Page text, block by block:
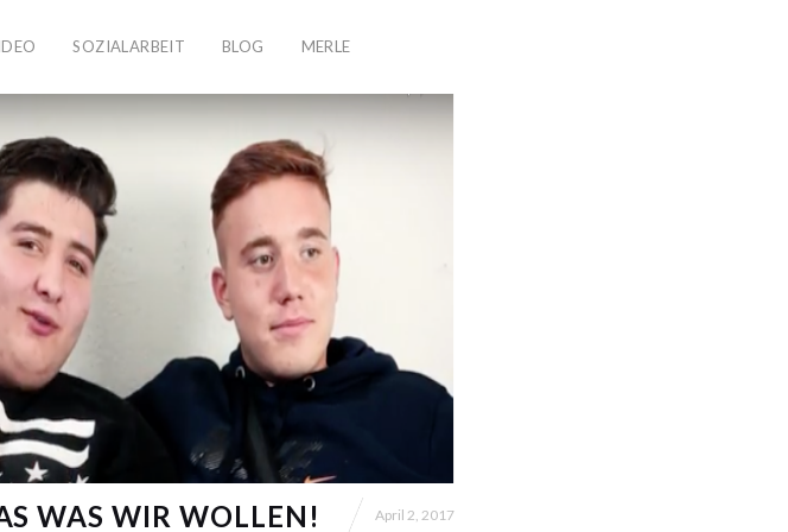
SOZIALARBEIT BLOG MERLE
WAS WIR WOLLEN! April 2, 2017